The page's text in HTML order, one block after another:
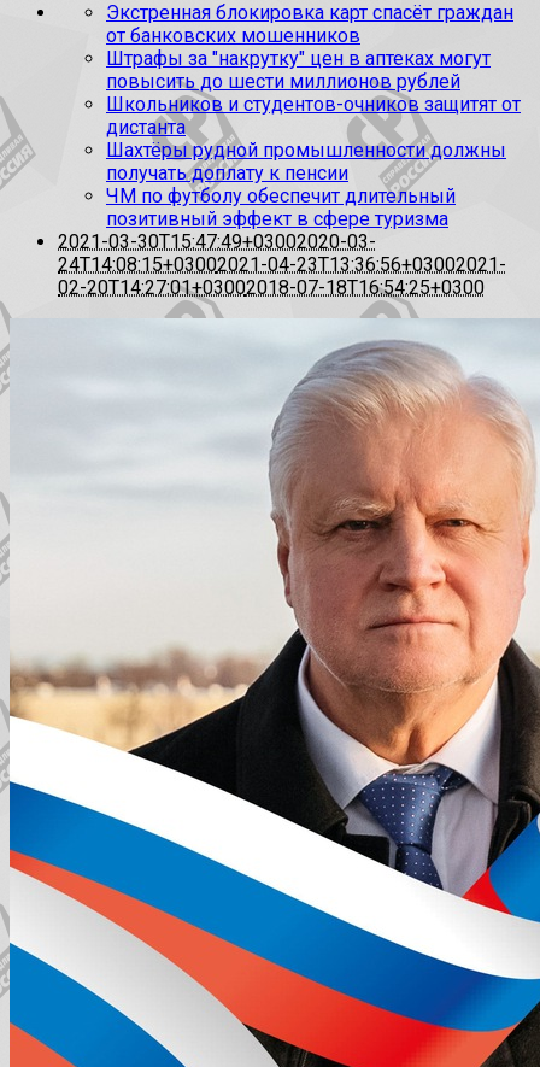
Экстренная блокировка карт спасёт граждан
от банковских мошенников
Штрафы за "накрутку" цен в аптеках могут
повысить до шести миллионов рублей
Школьников и студентов-очников защитят от
дистанта
Шахтёры рудной промышленности должны
получать доплату к пенсии
ЧМ по футболу обеспечит длительный
позитивный эффект в сфере туризма
2021-03-30T15:47:49+03002020-03-
24T14:08:15+03002021-04-23T13:36:56+03002021-
02-20T14:27:01+03002018-07-18T16:54:25+0300